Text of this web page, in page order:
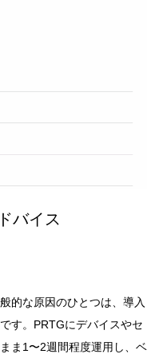
バイス
的な原因のひとつは、導入
す。PRTGにデバイスやセ
ま1〜2週間程度運用し、ベ